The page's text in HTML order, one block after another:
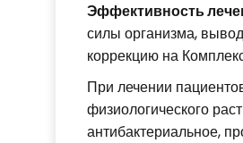
Эффективность
силы организма,
коррекцию на
При лечении
физиологического
антибактериальное,